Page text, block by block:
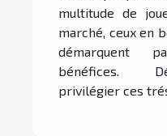
multitude de
marché, ceux en
démarquent
bénéfices.
privilégier ces